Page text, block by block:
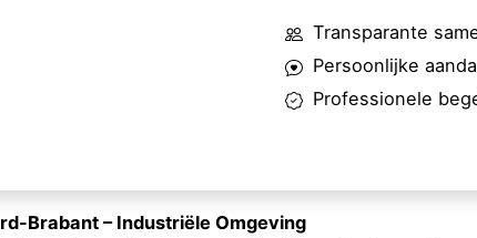
Transparante
Persoonlijke
Professionele
Brabant – Industriële Omgeving